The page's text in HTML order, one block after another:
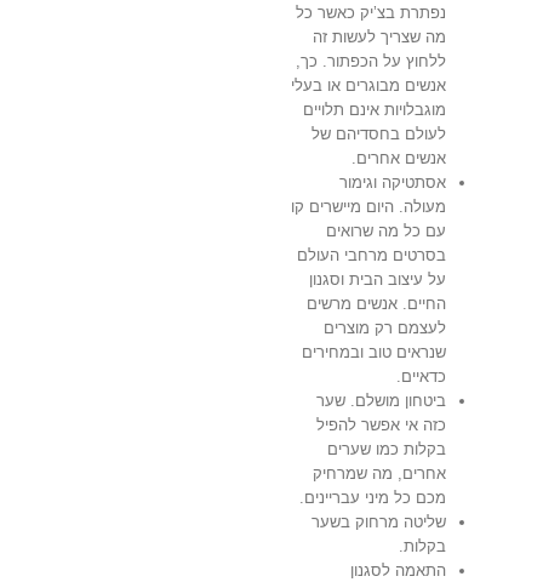
נפתרת בצ’יק כאשר כל
מה שצריך לעשות זה
ללחוץ על הכפתור. כך,
אנשים מבוגרים או בעלי
מוגבלויות אינם תלויים
לעולם בחסדיהם של
אנשים אחרים.
אסתטיקה וגימור
מעולה. היום מיישרים קו
עם כל מה שרואים
בסרטים מרחבי העולם
על עיצוב הבית וסגנון
החיים. אנשים מרשים
לעצמם רק מוצרים
שנראים טוב ובמחירים
כדאיים.
ביטחון מושלם. שער
כזה אי אפשר להפיל
בקלות כמו שערים
אחרים, מה שמרחיק
מכם כל מיני עבריינים.
שליטה מרחוק בשער
בקלות.
התאמה לסגנון